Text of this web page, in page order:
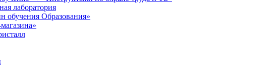
лаборатория
обучения Образования»